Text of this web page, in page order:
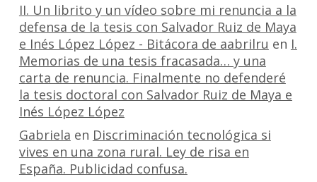
II. Un librito y un vídeo sobre mi renuncia a la
defensa de la tesis con Salvador Ruiz de Maya
e Inés López López - Bitácora de aabrilru en I.
Memorias de una tesis fracasada… y una
carta de renuncia. Finalmente no defenderé
la tesis doctoral con Salvador Ruiz de Maya e
Inés López López
Gabriela en Discriminación tecnológica si
vives en una zona rural. Ley de risa en
España. Publicidad confusa.